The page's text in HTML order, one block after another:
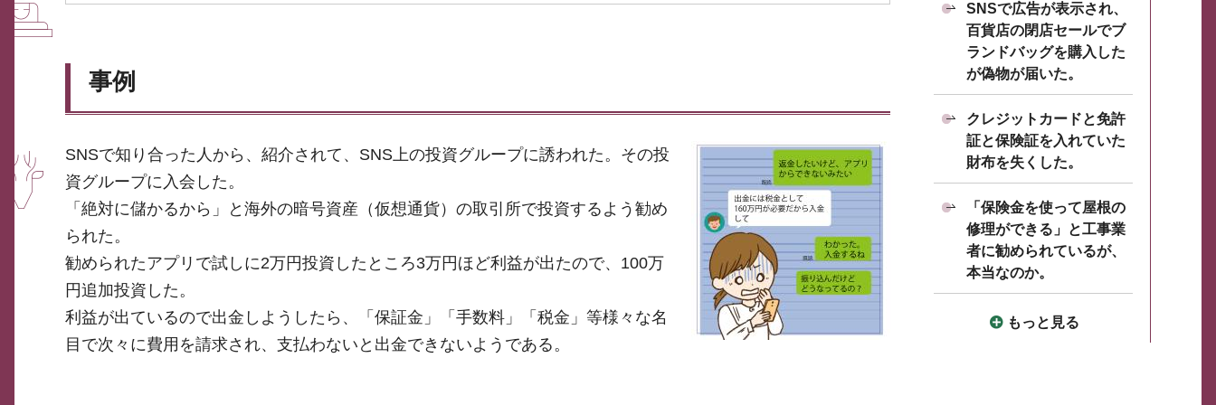
事例
SNSで知り合った人から、紹介されて、SNS上の投資グループに誘われた。その投
資グループに入会した。
「絶対に儲かるから」と海外の暗号資産（仮想通貨）の取引所で投資するよう勧め
られた。
勧められたアプリで試しに2万円投資したところ3万円ほど利益が出たので、100万
円追加投資した。
利益が出ているので出金しようしたら、「保証金」「手数料」「税金」等様々な名
目で次々に費用を請求され、支払わないと出金できないようである。
SNSで広告が表示され、
百貨店の閉店セールでブ
ランドバッグを購入した
が偽物が届いた。
クレジットカードと免許
証と保険証を入れていた
財布を失くした。
「保険金を使って屋根の
修理ができる」と工事業
者に勧められているが、
本当なのか。
もっと見る